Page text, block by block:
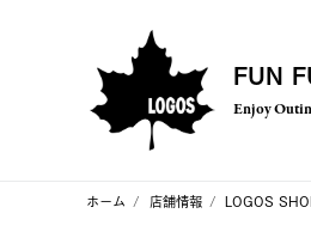
FUN
Enjoy
ホーム 店舗情報 LOGOS